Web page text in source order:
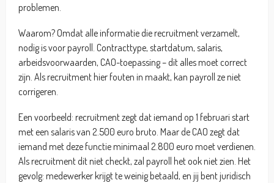
problemen.
Waarom? Omdat alle informatie die recruitment verzamelt,
nodig is voor payroll. Contracttype, startdatum, salaris,
arbeidsvoorwaarden, CAO-toepassing – dit alles moet correct
zijn. Als recruitment hier fouten in maakt, kan payroll ze niet
corrigeren.
Een voorbeeld: recruitment zegt dat iemand op 1 februari start
met een salaris van 2.500 euro bruto. Maar de CAO zegt dat
iemand met deze functie minimaal 2.800 euro moet verdienen.
Als recruitment dit niet checkt, zal payroll het ook niet zien. Het
gevolg: medewerker krijgt te weinig betaald, en jij bent juridisch